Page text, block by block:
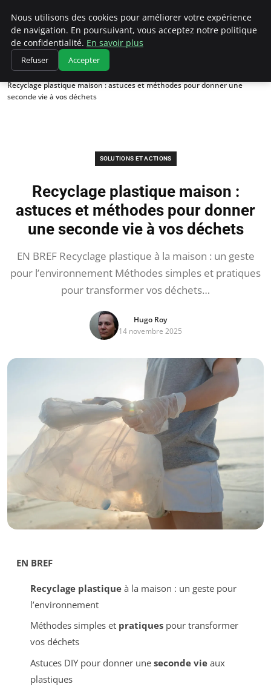
Climatedebtagents
Accueil
Solutions et Actions
Recyclage plastique maison : astuces et méthodes pour donner une
seconde vie à vos déchets
SOLUTIONS ET ACTIONS
Recyclage plastique maison :
astuces et méthodes pour donner
une seconde vie à vos déchets
EN BREF Recyclage plastique à la maison : un geste
pour l’environnement Méthodes simples et pratiques
pour transformer vos déchets…
Hugo Roy
14 novembre 2025
EN BREF
Recyclage plastiqueà la maison : un geste pour
l’environnement
Méthodes simples et pratiquespour transformer
vos déchets
Astuces DIY pour donner une seconde vieaux
plastiques
Nous utilisons des cookies pour améliorer votre expérience
de navigation. En poursuivant, vous acceptez notre politique
de confidentialité. En savoir plus
Refuser Accepter